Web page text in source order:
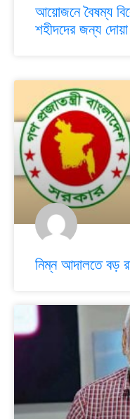
আয়োজনে বৈষম্য
শহীদদের জন্য
নিম্ন আদালতে বড়